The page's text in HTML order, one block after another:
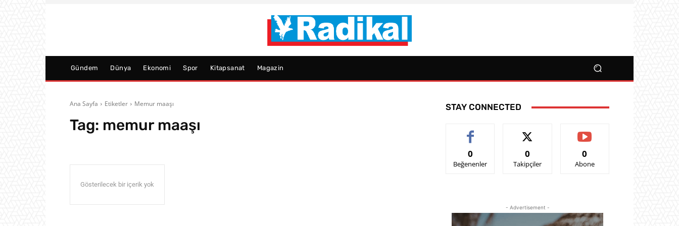
Gündem Dünya Ekonomi Spor Kitapsanat Magazin
Ana Sayfa Etiketler Memur maaşı
Tag: memur maaşı
Gösterilecek bir içerik yok
STAY CONNECTED
0
Beğenenler
0
Takipçiler
0
Abone
- Advertisement -